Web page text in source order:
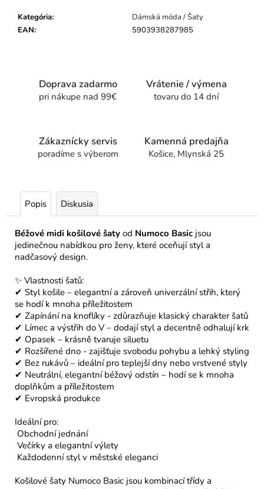
Kategória:
Dámská móda / Šaty
EAN: 5903938287985
Doprava zadarmo
pri nákupe nad 99€
Vrátenie / výmena
tovaru do 14 dní
Zákaznícky servis
poradíme s výberom
Kamenná predajňa
Košice, Mlynská 25
Popis Diskusia
Béžové midi košilové šaty od Numoco Basic jsou
jedinečnou nabídkou pro ženy, které oceňují styl a
nadčasový design.
✨ Vlastnosti šatů:
✔ Styl košile – elegantní a zároveň univerzální střih, který
se hodí k mnoha příležitostem
✔ Zapínání na knoflíky - zdůrazňuje klasický charakter šatů
✔ Límec a výstřih do V – dodají styl a decentně odhalují krk
✔ Opasek – krásně tvaruje siluetu
✔ Rozšířené dno - zajišťuje svobodu pohybu a lehký styling
✔ Bez rukávů – ideální pro teplejší dny nebo vrstvené styly
✔ Neutrální, elegantní béžový odstín – hodí se k mnoha
doplňkům a příležitostem
✔ Evropská produkce
Ideální pro:
Obchodní jednání
Večírky a elegantní výlety
Každodenní styl v městské eleganci
Košilové šaty Numoco Basic jsou kombinací třídy a